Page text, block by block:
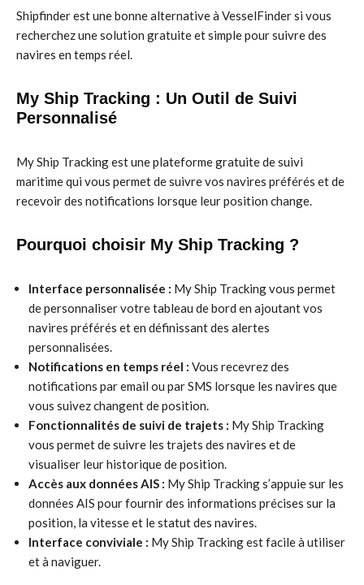
Shipfinder est une bonne alternative à VesselFinder si vous
recherchez une solution gratuite et simple pour suivre des
navires en temps réel.
My Ship Tracking : Un Outil de Suivi
Personnalisé
My Ship Tracking est une plateforme gratuite de suivi
maritime qui vous permet de suivre vos navires préférés et de
recevoir des notifications lorsque leur position change.
Pourquoi choisir My Ship Tracking ?
Interface personnalisée : My Ship Tracking vous permet
de personnaliser votre tableau de bord en ajoutant vos
navires préférés et en définissant des alertes
personnalisées.
Notifications en temps réel : Vous recevrez des
notifications par email ou par SMS lorsque les navires que
vous suivez changent de position.
Fonctionnalités de suivi de trajets : My Ship Tracking
vous permet de suivre les trajets des navires et de
visualiser leur historique de position.
Accès aux données AIS : My Ship Tracking s’appuie sur les
données AIS pour fournir des informations précises sur la
position, la vitesse et le statut des navires.
Interface conviviale : My Ship Tracking est facile à utiliser
et à naviguer.